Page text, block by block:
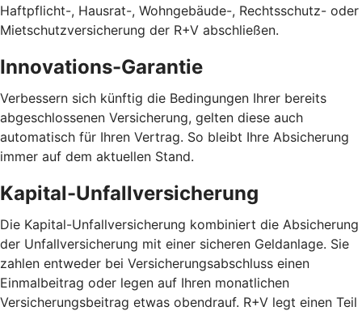
Haftpflicht-, Hausrat-, Wohngebäude-, Rechtsschutz- oder
Mietschutzversicherung der R+V abschließen.
Innovations-Garantie
Verbessern sich künftig die Bedingungen Ihrer bereits
abgeschlossenen Versicherung, gelten diese auch
automatisch für Ihren Vertrag. So bleibt Ihre Absicherung
immer auf dem aktuellen Stand.
Kapital-Unfallversicherung
Die Kapital-Unfallversicherung kombiniert die Absicherung
der Unfallversicherung mit einer sicheren Geldanlage. Sie
zahlen entweder bei Versicherungsabschluss einen
Einmalbeitrag oder legen auf Ihren monatlichen
Versicherungsbeitrag etwas obendrauf. R+V legt einen Teil